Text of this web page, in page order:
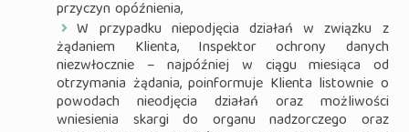
przyczyn opóźnienia,
W przypadku niepodjęcia działań w związku z
żądaniem Klienta, Inspektor ochrony danych
niezwłocznie – najpóźniej w ciągu miesiąca od
otrzymania żądania, poinformuje Klienta listownie o
powodach nieodjęcia działań oraz możliwości
wniesienia skargi do organu nadzorczego oraz